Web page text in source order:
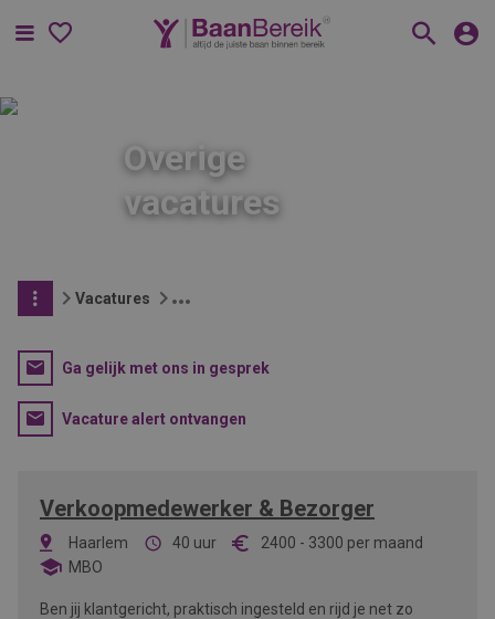
Menu
Overige
vacatures
Vacatures
Ga gelijk met ons in gesprek
Vacature alert ontvangen
Verkoopmedewerker & Bezorger
Haarlem 40 uur 2400 - 3300 per maand
MBO
Ben jij klantgericht, praktisch ingesteld en rijd je net zo